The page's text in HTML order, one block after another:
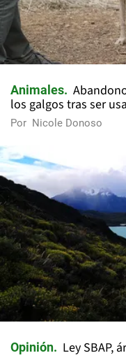
Animales
los galgos tras ser
Por Nicole Donoso
Opinión Ley SBAP,